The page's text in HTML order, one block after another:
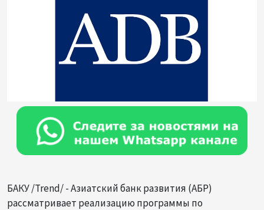
БАКУ /Trend/ - Азиатский банк развития (АБР)
рассматривает реализацию программы по